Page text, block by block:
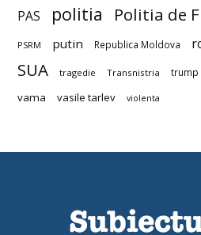
PAS politia Politia de
PSRM putin Republica Moldova
SUA tragedie Transnistria trump
vama vasile tarlev violenta